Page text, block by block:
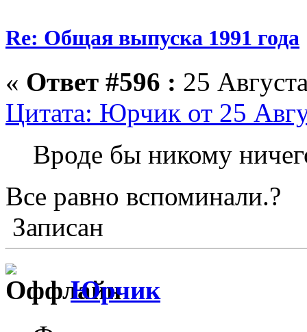
Re: Общая выпуска 1991 года
« Ответ #596 : 25
Цитата: Юрчик от 25
Вроде бы никому
Все равно вспоминали.?
Записан
Юрчик